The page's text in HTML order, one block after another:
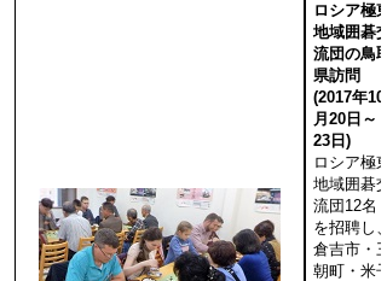
ロシア極東
地域囲碁交
流団の鳥取
県訪問
(2017年10
月20日～
23日)
ロシア極東
地域囲碁交
流団12名
を招聘し、
倉吉市・三
朝町・米子